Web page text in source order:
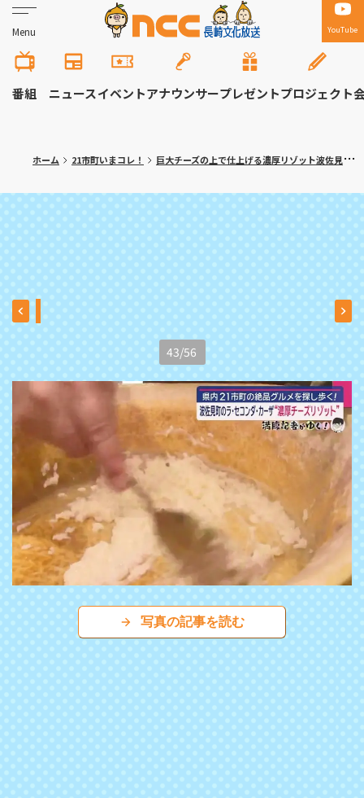
Menu YouTube
番組 ニュースイベントアナウンサープレゼントプロジェクト
ホーム 21市町いまコレ！ 巨大チーズの上で仕上げる濃厚リゾット波佐見町「ラ・セコンダ・カーザ」〈満腹記者がゆく⑬〉
43/56
写真の記事を読む